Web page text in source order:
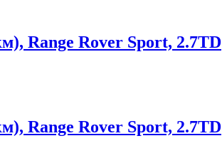
Range Rover Sport, 2.7TD
Range Rover Sport, 2.7TD